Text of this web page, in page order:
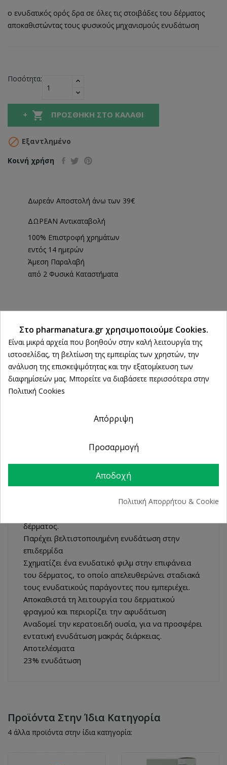
ο ενυδατικός ορός δρα σε όλες τις στοιβάδες του δέρματος
αποκαθιστώντας τους φυσικούς μηχανισμούς ενυδάτωση
Ποσότητα:
 ΠΡΟΣΘΉΚΗ ΣΤΟ ΚΑΛΆΘΙ
 Εξαντλημένο
Κοινή χρήση
Δωρεάν Αποστολή άνω των 39€
ΔΩΡΕΑΝ Αντικαταβολή
100% Επιστροφή χρημάτων
εντός 14 ημερών
Άμεση Παραλαβή
από 2 Φυσικά Καταστήματα
ΛΕΠΤΟΜΈΡΕΙΕΣ ΠΡΟΪΌΝΤΟΣ
EAU THERMALE - ΥΔΑΤΙΝΟΣ ΟΡΟΣ
(Προϊόντα περιποίησης για μικτές επιδερμίδες,
Συμβουλή
Εφαρμόστε αυτόν τον ορό εντατικής ενυδάτωσης
πρωί ή/και βράδυ, σε εντελώς καθαρό πρόσωπο
και λαιμό. Χρησιμοποιήστε μετά την Υδάτινη
δέρματος.
Παρέχει βελτιστοποιημένη ενυδάτωση στην
επιδερμίδα
Σχηματίζει ένα ενυδατικό φιλμ στην επιφάνεια
του δέρματος, το οποίο απελευθερώνει σταδιακά
τους ενυδατικούς παράγοντες που εμπεριέχει.
Αποκαθιστά τη λειτουργία του δερματικού
φραγμού και περιορίζει την αφυδάτωση
Αναδομεί την κερατοειδή ουσία, για να προσφέρει
εντατική ενυδάτωση μακράς διάρκειας.
Αποτελέσματα
23% ενυδάτωση
Προϊόντα Στην Ίδια Κατηγορία
4 άλλα προϊόντα στην ίδια κατηγορία:
Στο pharmanatura.gr χρησιμοποιούμε Cookies.
Είναι μικρά αρχεία που βοηθούν στην καλή λειτουργία της
ιστοσελίδας, τη βελτίωση της εμπειρίας των χρηστών, την
ανάλυση της επισκεψιμότητας και την εξατομίκευση των
διαφημίσεών μας. Μπορείτε να διαβάσετε περισσότερα στην
Πολιτική Cookies
Απόρριψη
Προσαρμογή
Αποδοχή
Πολιτική Απορρήτου & Cookie